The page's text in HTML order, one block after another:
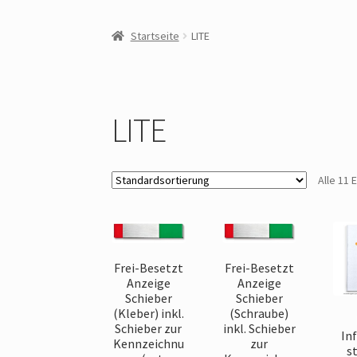
Startseite LITE
LITE
Alle 11
Frei-Besetzt
Anzeige
Schieber
(Kleber) inkl.
Schieber zur
Kennzeichnu
Frei-Besetzt
Anzeige
Schieber
(Schraube)
inkl. Schieber
zur